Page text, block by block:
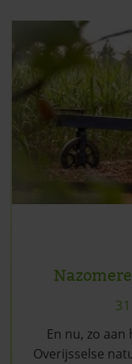
En nu, zo
Overijsselse